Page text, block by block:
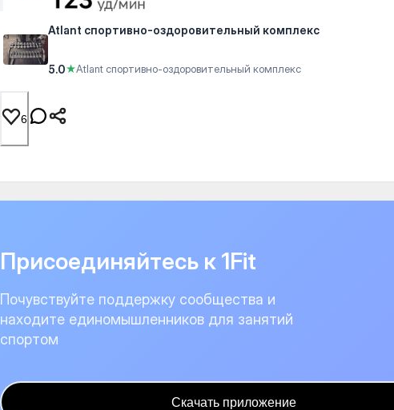
Atlant спортивно-оздоровительный комплекс
5.0★Atlant спортивно-оздоровительный комплекс
6
Присоединяйтесь к 1Fit
Почувствуйте поддержку сообщества и
находите единомышленников для занятий
спортом
Скачать приложение